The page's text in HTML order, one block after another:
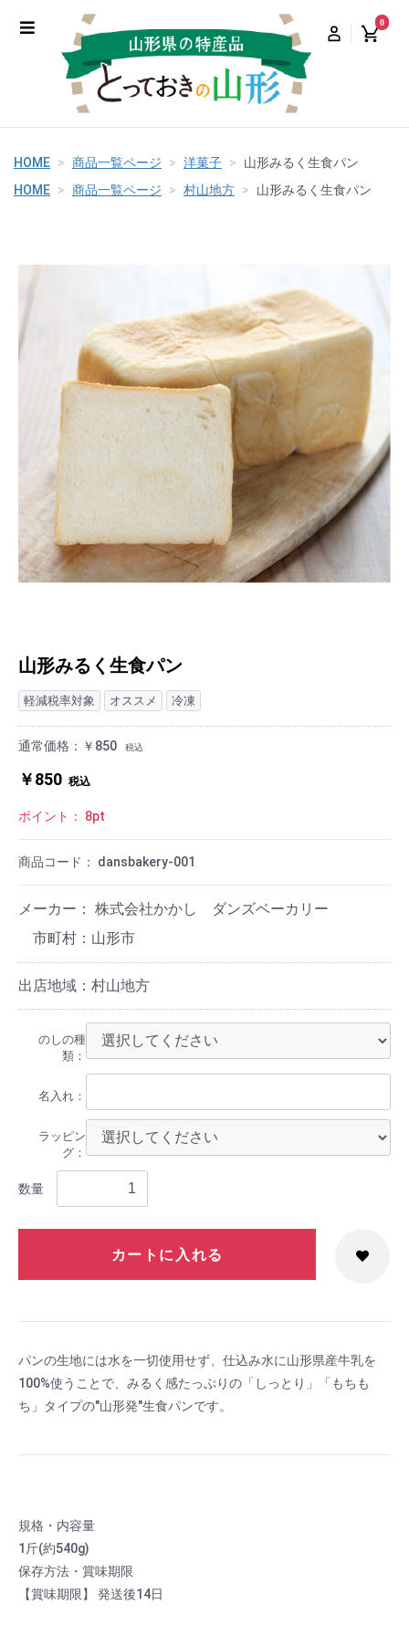
0
HOME 商品一覧ページ 洋菓子
山形みるく生食パン
HOME
商品一覧ページ 村山地方 山形みるく生食パン
山形みるく生食パン
軽減税率対象 オススメ 冷凍
通常価格：￥850 税込
￥850 税込
ポイント： 8pt
商品コード： dansbakery-001
メーカー： 株式会社かかし ダンズベーカリー
山形市
出店地域：村山地方
のしの種
類：
名入れ：
ラッピン
グ：
数量
カートに入れる
パンの生地には水を一切使用せず、仕込み水に山形県産牛乳を
100%使うことで、みるく感たっぷりの「しっとり」「もちも
ち」タイプの"山形発"生食パンです。
規格・内容量
1斤(約540g)
保存方法・賞味期限
【賞味期限】 発送後14日